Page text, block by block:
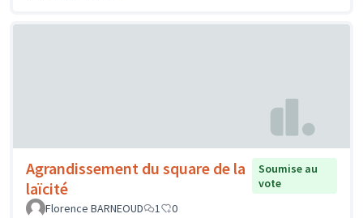
Agrandissement du square de la
laïcité
Soumise au
vote
Florence BARNEOUD
1 0